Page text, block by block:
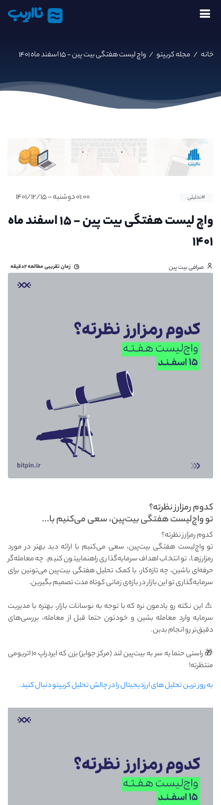
نااریب
خانه / مجله کریپتو / واچ لیست هفتگی بیت پین - ۱۵ اسفند ماه ۱۴۰۱
#تحلیلی ۰۱:۰۰ دوشنبه - ۱۴۰۱/۱۲/۱۵
واچ لیست هفتگی بیت پین - ۱۵ اسفند ماه
۱۴۰۱
صرافی بیت پین زمان تقریبی مطالعه۲دقیقه
کدوم رمزارز نظرته؟
تو واچ‌لیست هفتگی بیت‌پین، سعی می‌کنیم با...
کدوم رمزارز نظرته؟
تو واچ‌لیست هفتگی بیت‌پین، سعی می‌کنیم با ارائه دید بهتر در مورد
رمزارزها، تو انتخاب اهداف سرمایه‌گذاری راهنماییتون کنیم. چه معامله‌گر
حرفه‌ای باشین، چه تازه‌کار، با کمک تحلیل هفتگی بیت‌پین می‌تونین برای
سرمایه‌گذاری تو این بازار در بازه‌ی زمانی کوتاه مدت تصمیم بگیرین.
⚠️ این نکته رو یادمون نره که با توجه به نوسانات بازار، بهتره با مدیریت
سرمایه وارد معامله بشین و خودتون حتما قبل از معامله، بررسی‌های
دقیق‌تر رو انجام بدین.
🎁 راستی حتما یه سر به بیت‌پین لند (مرکز جوایز) بزن که ایردراپ ۱۰ اتریومی
منتظرته!
به روز ترین تحلیل های ارزدیجیتال را در چالش تحلیل کریپتو دنبال کنید.